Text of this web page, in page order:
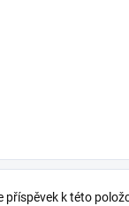
příspěvek k této